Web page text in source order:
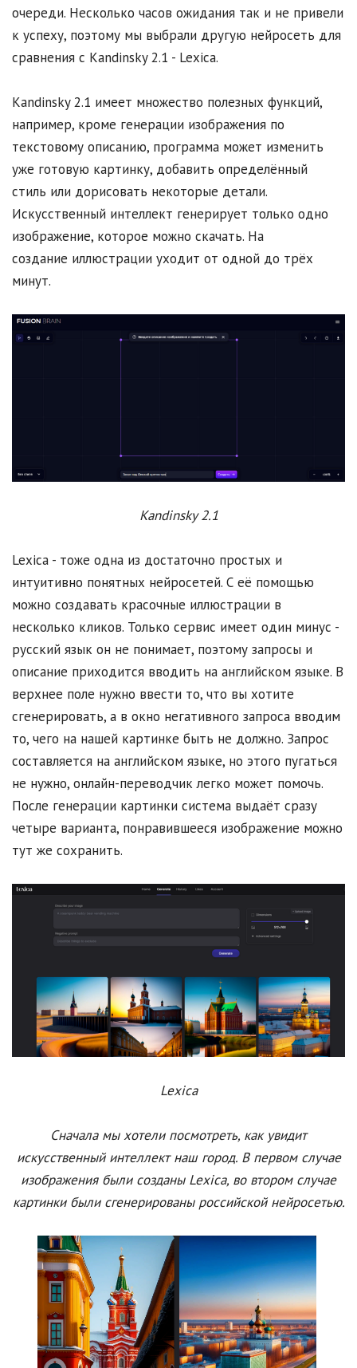
очереди. Несколько часов ожидания так и не привели
к успеху, поэтому мы выбрали другую нейросеть для
сравнения с Kandinsky 2.1 - Lexica.
Kandinsky 2.1 имеет множество полезных функций,
например, кроме генерации изображения по
текстовому описанию, программа может изменить
уже готовую картинку, добавить определённый
стиль или дорисовать некоторые детали.
Искусственный интеллект генерирует только одно
изображение, которое можно скачать. На
создание иллюстрации уходит от одной до трёх
минут.
Kandinsky 2.1
Lexica - тоже одна из достаточно простых и
интуитивно понятных нейросетей. С её помощью
можно создавать красочные иллюстрации в
несколько кликов. Только сервис имеет один минус -
русский язык он не понимает, поэтому запросы и
описание приходится вводить на английском языке. В
верхнее поле нужно ввести то, что вы хотите
сгенерировать, а в окно негативного запроса вводим
то, чего на нашей картинке быть не должно. Запрос
составляется на английском языке, но этого пугаться
не нужно, онлайн-переводчик легко может помочь.
После генерации картинки система выдаёт сразу
четыре варианта, понравившееся изображение можно
тут же сохранить.
Lexica
Сначала мы хотели посмотреть, как увидит
искусственный интеллект наш город. В первом случае
изображения были созданы Lexica, во втором случае
картинки были сгенерированы российской нейросетью.